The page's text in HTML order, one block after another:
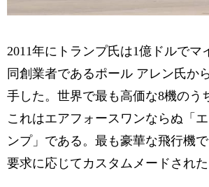
2011年にトランプ氏は1億ドルでマ
同創業者であるポール アレン氏か
手した。世界で最も高価な8機のう
これはエアフォースワンならぬ「
ンプ」である。最も豪華な飛行機
要求に応じてカスタムメードされた